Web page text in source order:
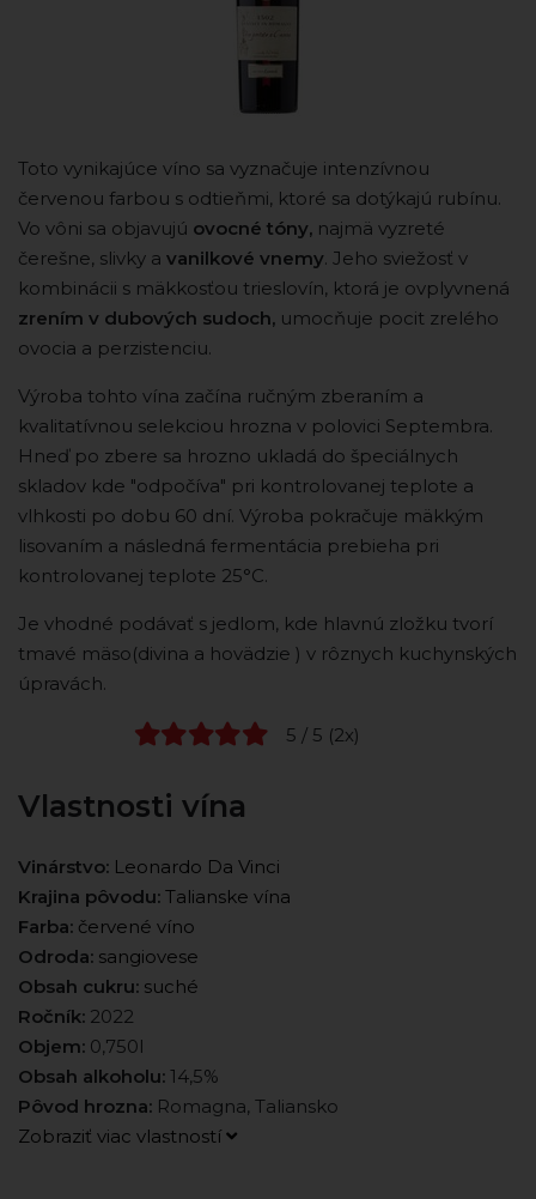
Toto vynikajúce víno sa vyznačuje intenzívnou
červenou farbou s odtieňmi, ktoré sa dotýkajú rubínu.
Vo vôni sa objavujú ovocné tóny, najmä vyzreté
čerešne, slivky a vanilkové vnemy. Jeho sviežosť v
kombinácii s mäkkosťou trieslovín, ktorá je ovplyvnená
zrením v dubových sudoch, umocňuje pocit zrelého
ovocia a perzistenciu.
Výroba tohto vína začína ručným zberaním a
kvalitatívnou selekciou hrozna v polovici Septembra.
Hneď po zbere sa hrozno ukladá do špeciálnych
skladov kde "odpočíva" pri kontrolovanej teplote a
vlhkosti po dobu 60 dní. Výroba pokračuje mäkkým
lisovaním a následná fermentácia prebieha pri
kontrolovanej teplote 25°C.
Je vhodné podávať s jedlom, kde hlavnú zložku tvorí
tmavé mäso(divina a hovädzie ) v rôznych kuchynských
úpravách.
5 / 5 (2x)
Vlastnosti vína
Vinárstvo: Leonardo Da Vinci
Krajina pôvodu: Talianske vína
Farba: červené víno
Odroda: sangiovese
Obsah cukru: suché
Ročník: 2022
Objem: 0,750l
Obsah alkoholu: 14,5%
Pôvod hrozna: Romagna, Taliansko
Zobraziť viac vlastností